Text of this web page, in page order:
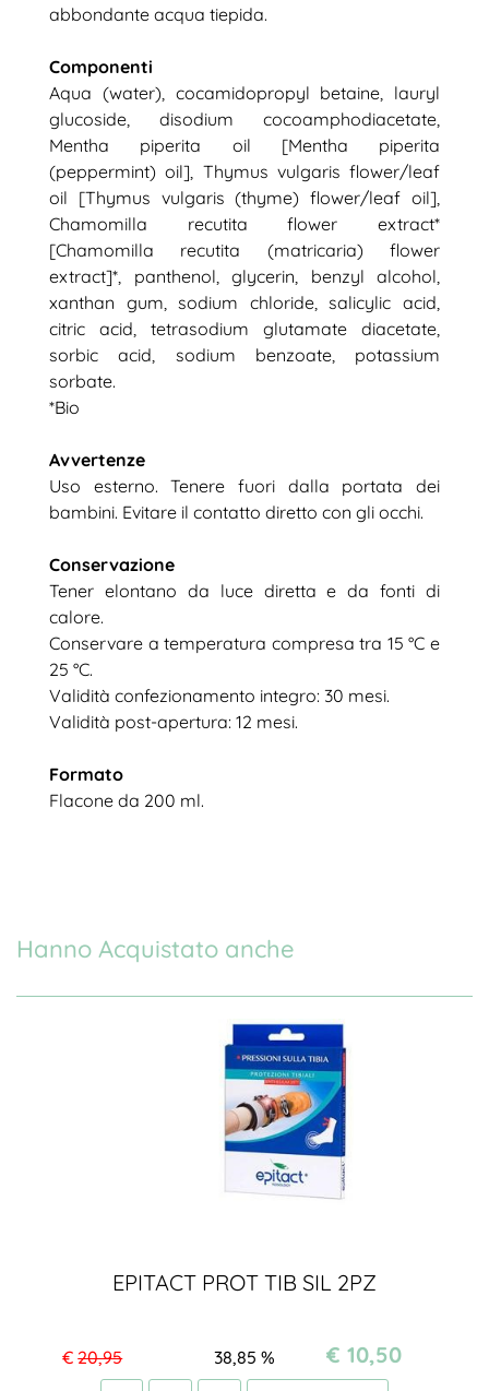
abbondante acqua tiepida.
Componenti
Aqua (water), cocamidopropyl betaine, lauryl
glucoside, disodium cocoamphodiacetate,
Mentha piperita oil [Mentha piperita
(peppermint) oil], Thymus vulgaris flower/leaf
oil [Thymus vulgaris (thyme) flower/leaf oil],
Chamomilla recutita flower extract*
[Chamomilla recutita (matricaria) flower
extract]*, panthenol, glycerin, benzyl alcohol,
xanthan gum, sodium chloride, salicylic acid,
citric acid, tetrasodium glutamate diacetate,
sorbic acid, sodium benzoate, potassium
sorbate.
*Bio
Avvertenze
Uso esterno. Tenere fuori dalla portata dei
bambini. Evitare il contatto diretto con gli occhi.
Conservazione
Tener elontano da luce diretta e da fonti di
calore.
Conservare a temperatura compresa tra 15 °C e
25 °C.
Validità confezionamento integro: 30 mesi.
Validità post-apertura: 12 mesi.
Formato
Flacone da 200 ml.
Hanno Acquistato anche
EPITACT PROT TIB SIL 2PZ
€ 20,95 %
38,85 € 10,50